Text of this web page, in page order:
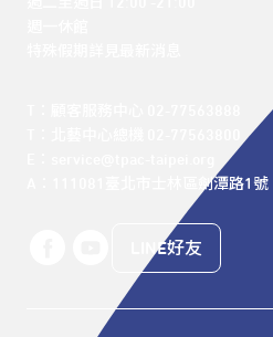
A：111081臺北市士林區劍潭路1號
LINE好友